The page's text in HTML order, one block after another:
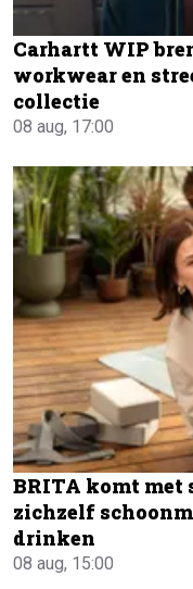
Carhartt WIP
workwear en
collectie
08 aug, 17:00
BRITA komt met
zichzelf
drinken
08 aug, 15:00